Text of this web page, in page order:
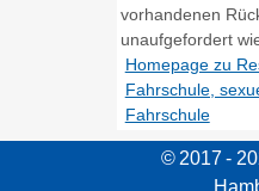
vorhandenen
unaufgefordert
Homepage zu
Fahrschule,
Fahrschule
© 2017 -